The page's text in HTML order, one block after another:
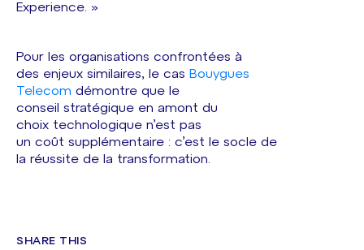
Experience. »
Pour les organisations confrontées à
des enjeux similaires, le cas Bouygues
Telecom démontre que le
conseil stratégique en amont du
choix technologique n’est pas
un coût supplémentaire : c’est le socle de
la réussite de la transformation.
SHARE THIS